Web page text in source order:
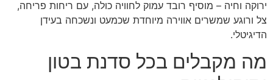
ירוקה וחיה – מוסיף רובד עמוק לחוויה כולה, עם ריחות פריחה,
צל ורוגע שמשרים אווירה מיוחדת שכמעט ונשכחה בעידן
הדיגיטלי.
מה מקבלים בכל סדנת בטון